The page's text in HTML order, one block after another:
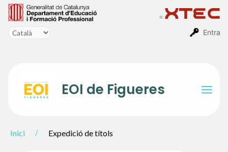
Entra
Vés
contingut
EOI de Figueres
Inici Expedició de títols